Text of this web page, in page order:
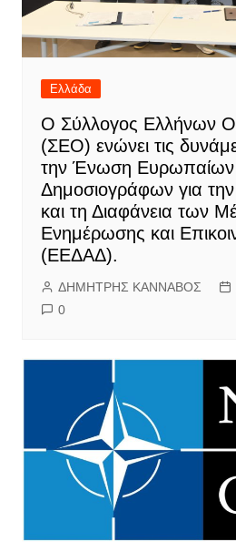
Ελλάδα
Ο Σύλλογος Ελλήνων
(ΣΕΟ) ενώνει τις
την Ένωση Ευρωπαίων
Δημοσιογράφων για την
και τη Διαφάνεια των
Ενημέρωσης και
(ΕΕΔΑΔ).
ΔΗΜΗΤΡΗΣ ΚΑΝΝΑΒΟΣ
0